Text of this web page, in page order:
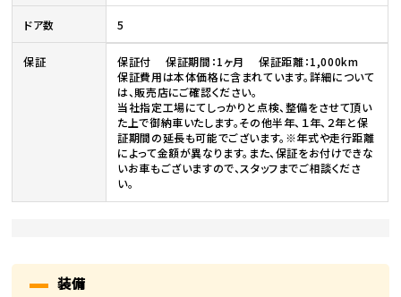
ドア数 5
保証
保証付 保証期間：1ヶ月 保証距離：1,000km
保証費用は本体価格に含まれています。詳細について
は、販売店にご確認ください。
当社指定工場にてしっかりと点検、整備をさせて頂い
た上で御納車いたします。その他半年、１年、２年と保
証期間の延長も可能でございます。※年式や走行距離
によって金額が異なります。また、保証をお付けできな
いお車もございますので、スタッフまでご相談くださ
い。
装備